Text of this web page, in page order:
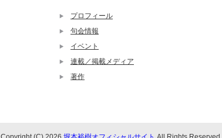
プロフィール
句会情報
イベント
連載／掲載メディア
著作